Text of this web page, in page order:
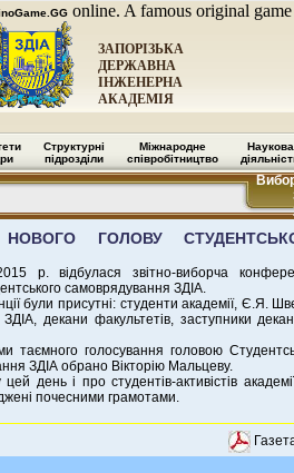
online. A famous original
ЗАПОРІЗЬКА
ДЕРЖАВНА
ІНЖЕНЕРНА
АКАДЕМІЯ
Структурні
підрозділи
Міжнародне
співробітництво
Наукова
ГОЛОВУ
р. відбулася звітно-виборча
самоврядування ЗДІА.
були присутні: студенти академії, Є.Я.
декани факультетів, заступники
таємного голосування головою
ЗДІА обрано Вікторію Мальцеву.
день і про студентів-активістів
почесними грамотами.